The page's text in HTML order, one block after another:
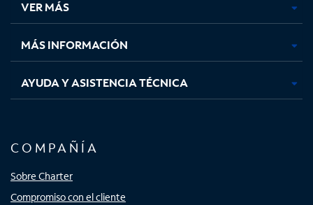
pestaña
nueva
pestaña
nueva
pestaña
nuevanueva
VER MÁS
MÁS INFORMACIÓN
AYUDA Y ASISTENCIA TÉCNICA
COMPAÑÍA
Sobre Charter
Compromiso con el cliente